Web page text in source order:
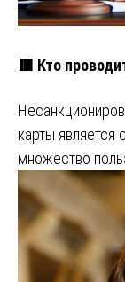
🟥 Кто
карты является
множество